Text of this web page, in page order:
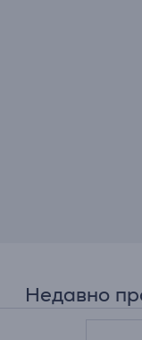
Недавно